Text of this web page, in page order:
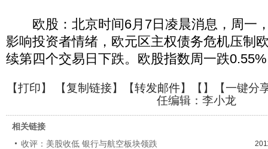
欧股：北京时间6月7日凌晨消息，周一
影响投资者情绪，欧元区主权债务危机压制
续第四个交易日下跌。欧股指数周一跌
【打印】 【复制链接】【转发邮件】【 】
【一键分
任编辑：李小龙
相关链接
收评：美股收低 银行与航空板块领跌